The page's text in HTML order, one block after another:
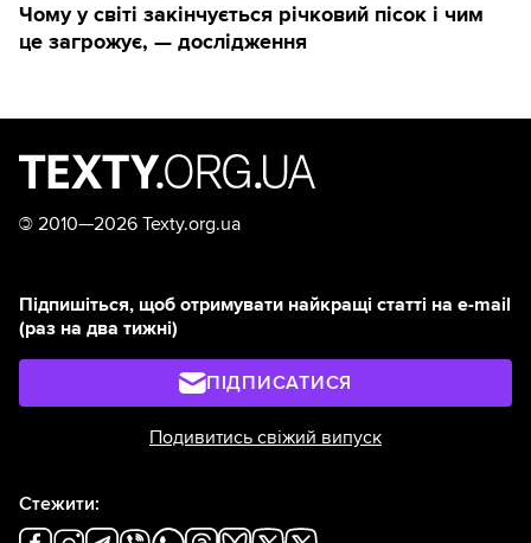
Чому у світі закінчується річковий пісок і чим
це загрожує, — дослідження
© 2010—2026 Texty.org.ua
Підпишіться, щоб отримувати найкращі статті на e-mail
(раз на два тижні)
ПІДПИСАТИСЯ
Подивитись свіжий випуск
Стежити: